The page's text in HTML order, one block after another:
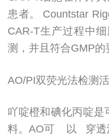
患者。 Countstar
CAR-T生产过程中
测，并且符合GMP的
AO/PI双荧光法检测
吖啶橙和碘化丙啶是
料。AO可 以 穿透